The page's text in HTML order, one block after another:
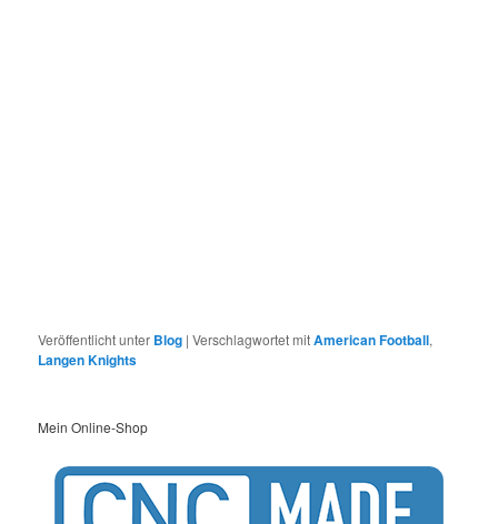
Veröffentlicht unter Blog |Verschlagwortet mitAmerican Football,
Langen Knights
Mein Online-Shop